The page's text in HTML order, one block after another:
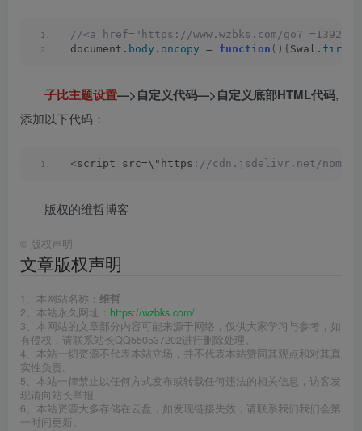
//<a href="https://www.wzbks.com/
document. body . oncopy = function (){ Swal. fire
子比主题设置—>自定义代码—>自定义底部HTML代码,
添加以下代码：
<script src=\"https ://cdn.jsdelivr.net/npm/
版权的维哲博客
© 版权声明
文章版权声明
1、本网站名称： 维哲
2、本站永久网址： https://wzbks.com/
3、本网站的文章部分内容可能来源于网络，仅供大家学习与参考，如
有侵权，请联系站长QQ550537202进行删除处理。
4、本站一切资源不代表本站立场，并不代表本站赞同其观点和对其真
实性负责。
5、本站一律禁止以任何方式发布或转载任何违法的相关信息，访客发
现请向站长举报
6、本站资源大多存储在云盘，如发现链接失效，请联系我们我们会第
一时间更新。